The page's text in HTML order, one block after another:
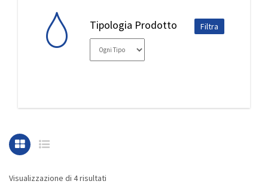
Tipologia Prodotto
Visualizzazione di 4 risultati